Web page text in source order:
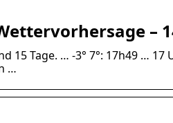
–
Tage. … -3° 7°: 17h49 … 17
…